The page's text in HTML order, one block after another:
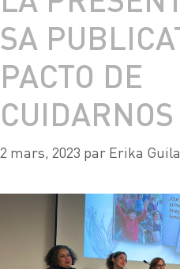
SA
PACTO DE
2 mars, 2023 par Erika